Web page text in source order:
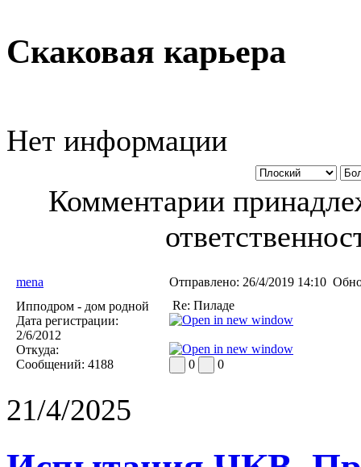
Скаковая карьера
Нет информации
Комментарии
mena Отправлено: 26/4/2019 14:10
Ипподром - дом родной
Дата регистрации:
2/6/2012
Откуда:
Сообщений: 4188
Re: Пиладе
0 0
21/4/2025